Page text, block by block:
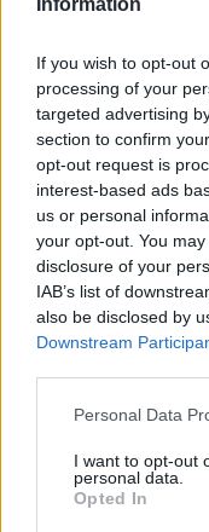
If you wish to opt-out
processing of your
targeted advertising
section to confirm
opt-out request is
interest-based ads
us or personal
your opt-out. You
disclosure of your
IAB’s list of
also be disclosed by
Downstream
Personal Data
I want to opt-out
personal data.
Opted In
τη Ρωσία, που
βλέπουμε τώρα
την Ουκρανία και
«Χτίζουμε τις
καταστάσεις και
κάνουμε την
το αποφασίσουμε